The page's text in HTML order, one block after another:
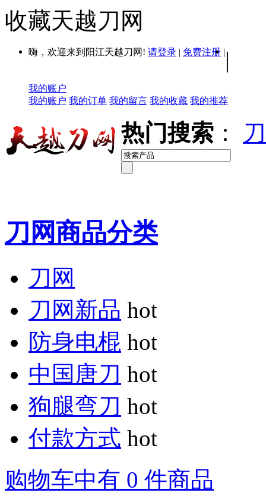
收藏天越刀网
嗨，欢迎来到阳江天越刀网! 请登录 | 免费注册 | |
我的账户
我的账户 我的订单 我的留言 我的收藏 我的推荐
热门搜索 ：
刀网商品分类
刀网
刀网新品 hot
防身电棍 hot
中国唐刀 hot
狗腿弯刀 hot
付款方式 hot
购物车中有 0 件商品